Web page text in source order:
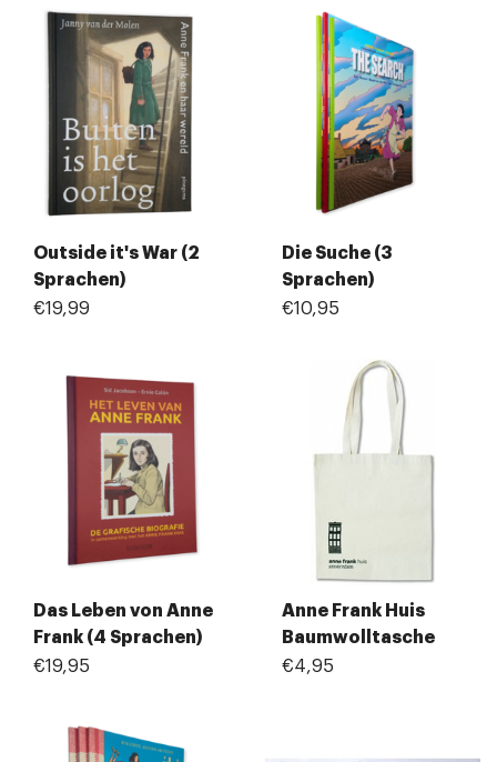
Outside it's War (2
Sprachen)
€19,99
Die Suche (3
Sprachen)
€10,95
Das Leben von Anne
Frank (4 Sprachen)
€19,95
Anne Frank Huis
Baumwolltasche
€4,95